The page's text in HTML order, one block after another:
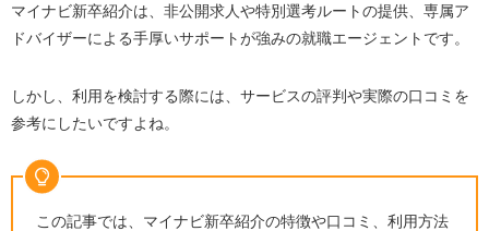
マイナビ新卒紹介は、非公開求人や特別選考ルートの提供、専属ア
ドバイザーによる手厚いサポートが強みの就職エージェントです。
しかし、利用を検討する際には、サービスの評判や実際の口コミを
参考にしたいですよね。
この記事では、マイナビ新卒紹介の特徴や口コミ、利用方法